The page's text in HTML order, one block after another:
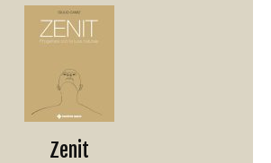
Zenit